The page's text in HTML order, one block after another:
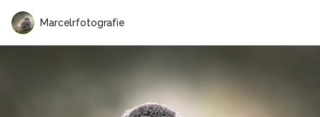
Marcelrfotografie